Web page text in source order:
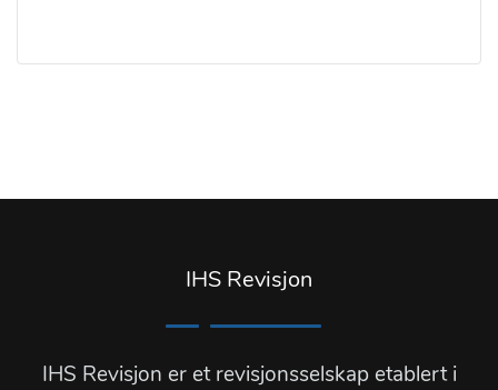
IHS Revisjon
IHS Revisjon er et revisjonsselskap etablert i